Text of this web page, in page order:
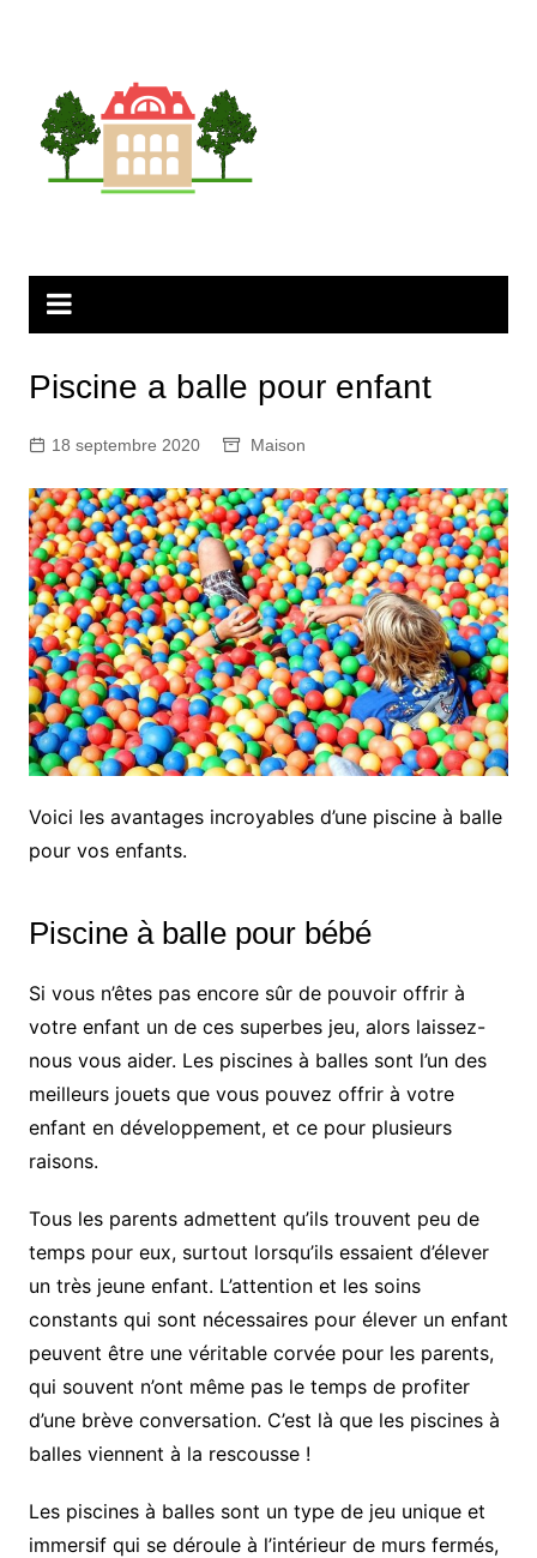
Piscine a balle pour enfant
18 septembre 2020 Maison
Voici les avantages incroyables d’une piscine à balle
pour vos enfants.
Piscine à balle pour bébé
Si vous n’êtes pas encore sûr de pouvoir offrir à
votre enfant un de ces superbes jeu, alors laissez-
nous vous aider. Les piscines à balles sont l’un des
meilleurs jouets que vous pouvez offrir à votre
enfant en développement, et ce pour plusieurs
raisons.
Tous les parents admettent qu’ils trouvent peu de
temps pour eux, surtout lorsqu’ils essaient d’élever
un très jeune enfant. L’attention et les soins
constants qui sont nécessaires pour élever un enfant
peuvent être une véritable corvée pour les parents,
qui souvent n’ont même pas le temps de profiter
d’une brève conversation. C’est là que les piscines à
balles viennent à la rescousse !
Les piscines à balles sont un type de jeu unique et
immersif qui se déroule à l’intérieur de murs fermés,